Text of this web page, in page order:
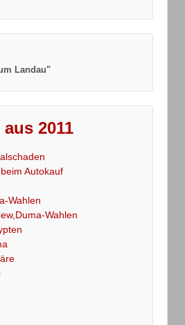
Landau"
2011
Autokauf
Wahlen
Wahlen